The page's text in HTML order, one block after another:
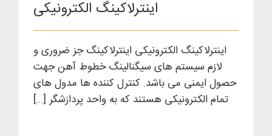
اینترلاکینگ الکترونیکی
اینترلاکینگ الکترونیکی اینترلاکینگ جز ضروری و
لازم سیستم های سیگنالینگ خطوط آهن جهت
حصول ایمنی می باشد. کنترل کننده ها مدول های
تمام الکترونیکی هستند که به واحد پردازشگر [...]